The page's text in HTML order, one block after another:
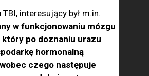
interesujący był m.in.
w funkcjonowaniu mózgu
po doznaniu urazu
hormonalną
czego następuje